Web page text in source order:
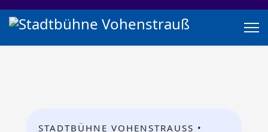
STADTBÜHNE VOHENSTRAUSS •